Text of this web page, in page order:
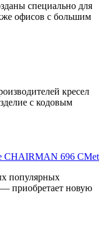
специально для
офисов с большим
кресел
с кодовым
CHAIRMAN 696 CMet
популярных
приобретает новую